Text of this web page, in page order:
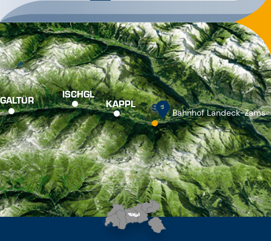
GALTÜR ISCHGL
KAPPL SEE Bahnhof Landeck-Zams